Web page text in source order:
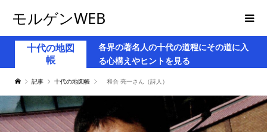
モルゲンWEB
十代の地図
帳
各界の著名人の十代の道程にその道に入
る心構えやヒントを見る
記事 十代の地図帳 和合 亮一さん（詩人）